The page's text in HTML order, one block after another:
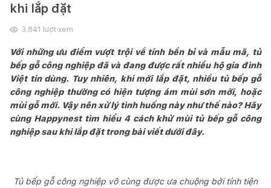
khi lắp đặt
3.841 lượt xem
Với những ưu điểm vượt trội về tính bền bỉ và mẫu mã, tủ
bếp gỗ công nghiệp đã và đang được rất nhiều hộ gia đình
Việt tin dùng. Tuy nhiên, khi mới lắp đặt, nhiều tủ bếp gỗ
công nghiệp thường có hiện tượng ám mùi sơn mới, hoặc
mùi gỗ mới. Vậy nên xử lý tình huống này như thế nào? Hãy
cùng Happynest tìm hiểu 4 cách khử mùi tủ bếp gỗ công
nghiệp sau khi lắp đặt trong bài viết dưới đây.
Tủ bếp gỗ công nghiệp vô cùng được ưa chuộng bởi tính tiện